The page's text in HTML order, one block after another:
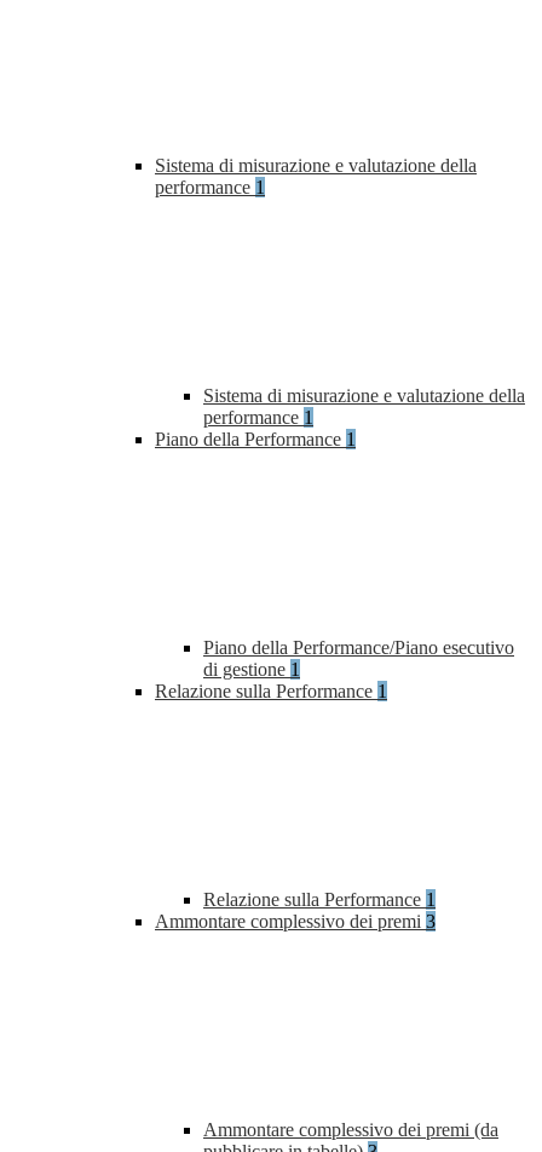
Sistema di misurazione e valutazione della
performance 1
Sistema di misurazione e valutazione della
performance 1
Piano della Performance 1
Piano della Performance/Piano esecutivo
di gestione 1
Relazione sulla Performance 1
Relazione sulla Performance 1
Ammontare complessivo dei premi 3
Ammontare complessivo dei premi (da